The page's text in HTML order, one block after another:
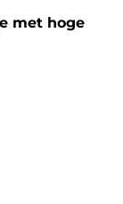
met hoge